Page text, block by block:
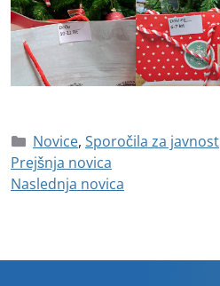
Novice, Sporočila za javnost
Prejšnja novica
Naslednja novica